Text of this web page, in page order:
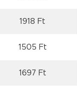
1918 Ft
1505 Ft
1697 Ft